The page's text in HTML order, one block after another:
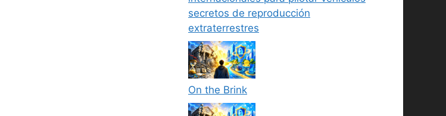
secretos de reproducción
extraterrestres
On the Brink